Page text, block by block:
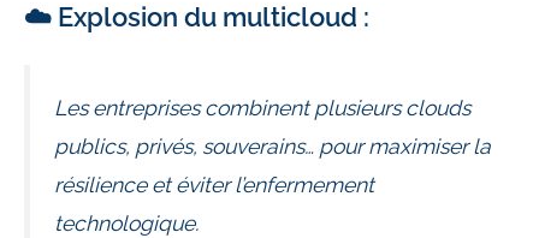
☁️ Explosion du multicloud :
Les entreprises combinent plusieurs clouds
publics, privés, souverains… pour maximiser la
résilience et éviter l’enfermement
technologique.